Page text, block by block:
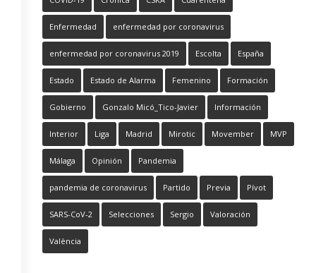
Enfermedad enfermedad por coronavirus
enfermedad por coronavirus 2019 Escolta España
Estado Estado de Alarma Femenino Formación
Gobierno Gonzalo Micó_Tico-Javier Información
Interior Liga Madrid Mirotic Movember MVP
Málaga Opinión Pandemia
pandemia de coronavirus Partido Previa Pívot
SARS-CoV-2 Selecciones Sergio Valoración
València